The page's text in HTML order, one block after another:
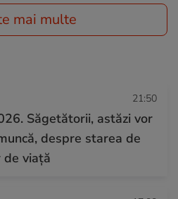
mai multe
21:50
Săgetătorii, astăzi vor
despre starea de
viață